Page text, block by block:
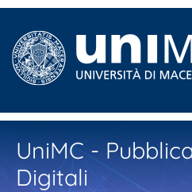
UniMC -
Digitali